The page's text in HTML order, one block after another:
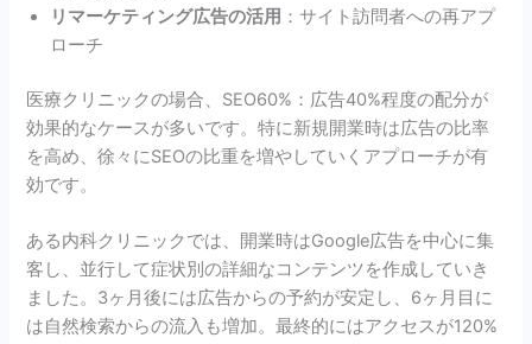
リマーケティング広告の活用 ：サイト訪問者への再アプ
ローチ
医療クリニックの場合、SEO60%：広告40%程度の配分が
効果的なケースが多いです。特に新規開業時は広告の比率
を高め、徐々にSEOの比重を増やしていくアプローチが有
効です。
ある内科クリニックでは、開業時はGoogle広告を中心に集
客し、並行して症状別の詳細なコンテンツを作成していき
ました。3ヶ月後には広告からの予約が安定し、6ヶ月目に
は自然検索からの流入も増加。最終的にはアクセスが120%